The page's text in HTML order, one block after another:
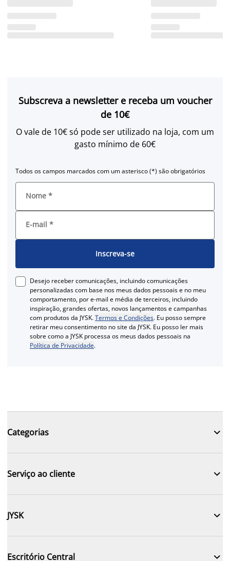
Subscreva a newsletter e receba um voucher
de 10€
O vale de 10€ só pode ser utilizado na loja, com um
gasto mínimo de 60€
Todos os campos marcados com um asterisco (*) são obrigatórios
Nome *
E-mail *
Inscreva-se
Desejo receber comunicações, incluindo comunicações
personalizadas com base nos meus dados pessoais e no meu
comportamento, por e-mail e média de terceiros, incluindo
inspiração, grandes ofertas, novos lançamentos e campanhas
com produtos da JYSK.Termos e Condições. Eu posso sempre
retirar meu consentimento no site da JYSK. Eu posso ler mais
sobre como a JYSK processa os meus dados pessoais na
Política de Privacidade.
Categorias 
Serviço ao cliente 
JYSK 
Escritório Central 